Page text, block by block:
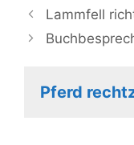
Lammfell
Pferd